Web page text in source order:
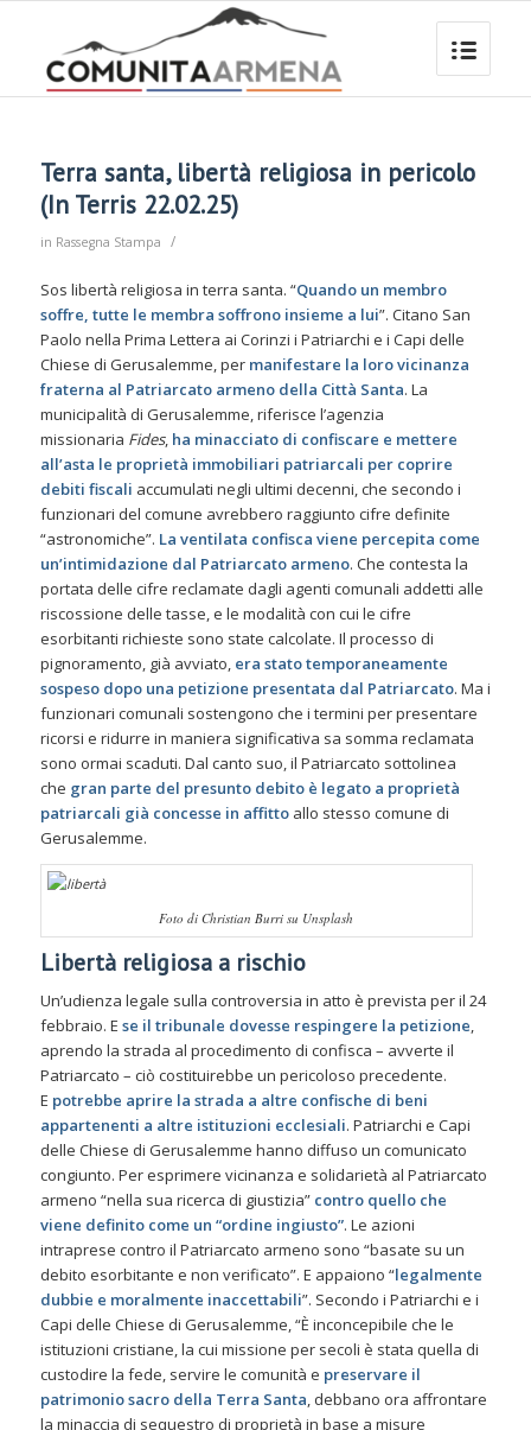
Terra santa, libertà religiosa in pericolo
(In Terris 22.02.25)
in Rassegna Stampa /
Sos libertà religiosa in terra santa. “Quando un membro
soffre, tutte le membra soffrono insieme a lui”. Citano San
Paolo nella Prima Lettera ai Corinzi i Patriarchi e i Capi delle
Chiese di Gerusalemme, per manifestare la loro vicinanza
fraterna al Patriarcato armeno della Città Santa. La
municipalità di Gerusalemme, riferisce l’agenzia
missionaria Fides, ha minacciato di confiscare e mettere
all’asta le proprietà immobiliari patriarcali per coprire
debiti fiscali accumulati negli ultimi decenni, che secondo i
funzionari del comune avrebbero raggiunto cifre definite
“astronomiche”. La ventilata confisca viene percepita come
un’intimidazione dal Patriarcato armeno. Che contesta la
portata delle cifre reclamate dagli agenti comunali addetti alle
riscossione delle tasse, e le modalità con cui le cifre
esorbitanti richieste sono state calcolate. Il processo di
pignoramento, già avviato, era stato temporaneamente
sospeso dopo una petizione presentata dal Patriarcato. Ma i
funzionari comunali sostengono che i termini per presentare
ricorsi e ridurre in maniera significativa sa somma reclamata
sono ormai scaduti. Dal canto suo, il Patriarcato sottolinea
che gran parte del presunto debito è legato a proprietà
patriarcali già concesse in affittoallo stesso comune di
Gerusalemme.
Foto di Christian Burri su Unsplash
Libertà religiosa a rischio
Un’udienza legale sulla controversia in atto è prevista per il 24
febbraio. E se il tribunale dovesse respingere la petizione,
aprendo la strada al procedimento di confisca – avverte il
Patriarcato – ciò costituirebbe un pericoloso precedente.
E potrebbe aprire la strada a altre confische di beni
appartenenti a altre istituzioni ecclesiali. Patriarchi e Capi
delle Chiese di Gerusalemme hanno diffuso un comunicato
congiunto. Per esprimere vicinanza e solidarietà al Patriarcato
armeno “nella sua ricerca di giustizia” contro quello che
viene definito come un “ordine ingiusto”. Le azioni
intraprese contro il Patriarcato armeno sono “basate su un
debito esorbitante e non verificato”. E appaiono “legalmente
dubbie e moralmente inaccettabili”. Secondo i Patriarchi e i
Capi delle Chiese di Gerusalemme, “È inconcepibile che le
istituzioni cristiane, la cui missione per secoli è stata quella di
custodire la fede, servire le comunità e preservare il
patrimonio sacro della Terra Santa, debbano ora affrontare
la minaccia di sequestro di proprietà in base a misure